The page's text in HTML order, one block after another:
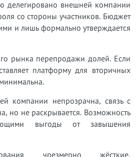
делегировано внешней компании
со стороны участников. Бюджет
и лишь формально утверждается
рынка перепродажи долей. Если
платформу для вторичных
компании непрозрачна, связь с
но не раскрывается. Возможность
выгоды от завышения
чрезмерно жёсткие,